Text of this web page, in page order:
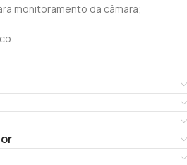
monitoramento da câmara;